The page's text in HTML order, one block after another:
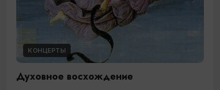
КОНЦЕРТЫ
Духовное восхождение